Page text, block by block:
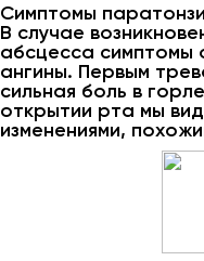
Симптомы
В случае
абсцесса симптомы
ангины. Первым
сильная боль в
открытии рта мы
изменениями,